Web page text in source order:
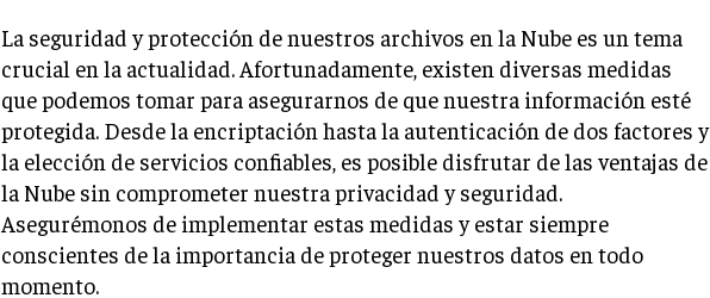
La seguridad y protección de nuestros archivos en la Nube es un tema
crucial en la actualidad. Afortunadamente, existen diversas medidas
que podemos tomar para asegurarnos de que nuestra información esté
protegida. Desde la encriptación hasta la autenticación de dos factores y
la elección de servicios confiables, es posible disfrutar de las ventajas de
la Nube sin comprometer nuestra privacidad y seguridad.
Asegurémonos de implementar estas medidas y estar siempre
conscientes de la importancia de proteger nuestros datos en todo
momento.